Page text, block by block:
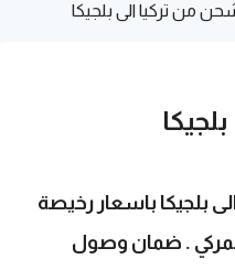
من تركيا الى بلجيكا
بلجيكا باسعار رخيصة
. ضمان وصول